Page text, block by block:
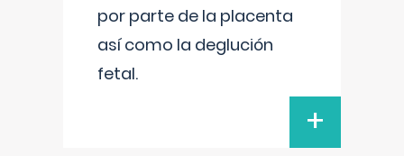
por parte de la placenta
así como la deglución
fetal.
+